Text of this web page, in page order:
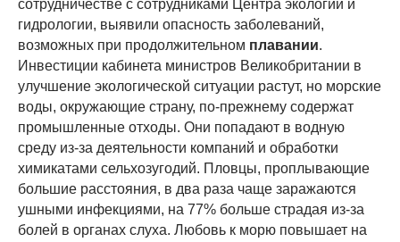
сотрудничестве с сотрудниками Центра экологии и
гидрологии, выявили опасность заболеваний,
возможных при продолжительном плавании.
Инвестиции кабинета министров Великобритании в
улучшение экологической ситуации растут, но морские
воды, окружающие страну, по-прежнему содержат
промышленные отходы. Они попадают в водную
среду из-за деятельности компаний и обработки
химикатами сельхозугодий. Пловцы, проплывающие
большие расстояния, в два раза чаще заражаются
ушными инфекциями, на 77% больше страдая из-за
болей в органах слуха. Любовь к морю повышает на